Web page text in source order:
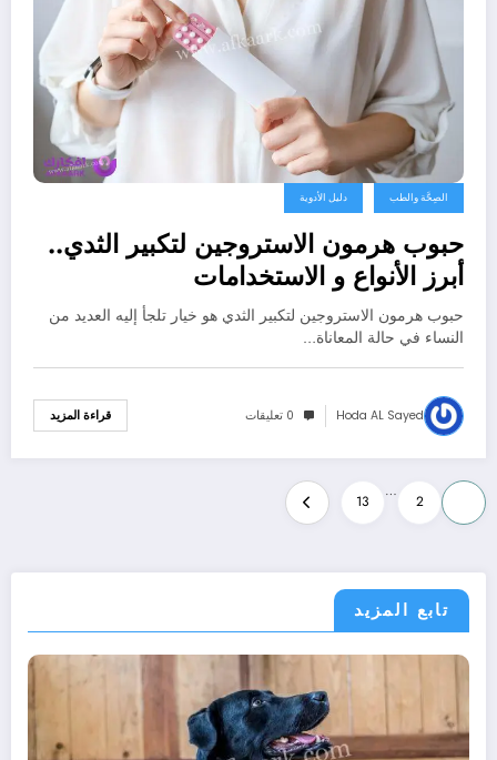
الصِحَّة والطب دليل الأدوية
حبوب هرمون الاستروجين لتكبير الثدي..
أبرز الأنواع و الاستخدامات
حبوب هرمون الاستروجين لتكبير الثدي هو خيار تلجأ إليه العديد من
النساء في حالة المعاناة…
Hoda AL Sayed 0 تعليقات قراءة المزيد
تعدد
صفحات
المقالات
2
…
13
تابع المزيد